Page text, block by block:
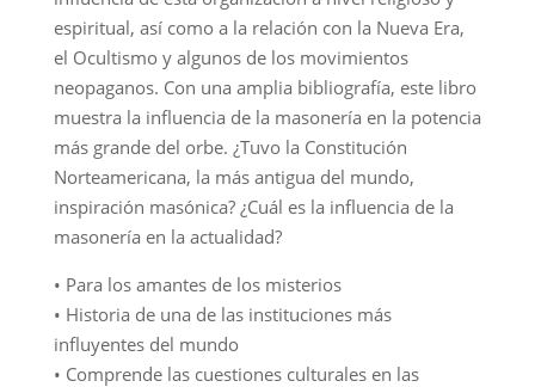
espiritual, así como a la relación con la Nueva Era,
el Ocultismo y algunos de los movimientos
neopaganos. Con una amplia bibliografía, este libro
muestra la influencia de la masonería en la potencia
más grande del orbe. ¿Tuvo la Constitución
Norteamericana, la más antigua del mundo,
inspiración masónica? ¿Cuál es la influencia de la
masonería en la actualidad?
• Para los amantes de los misterios
• Historia de una de las instituciones más
influyentes del mundo
• Comprende las cuestiones culturales en las